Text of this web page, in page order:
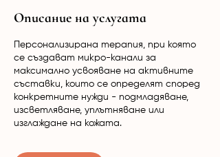
Описание на услугата
Персонализирана терапия, при която
се създават микро-канали за
максимално усвояване на активните
съставки, които се определят според
конкретните нужди - подмладяване,
изсветляване, уплътняване или
изглаждане на кожата.